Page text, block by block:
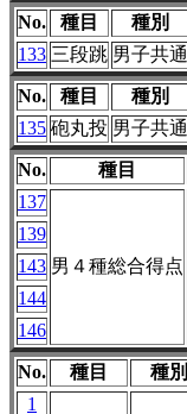
No. 種目 種別
133 三段跳 男子共通
No. 種目 種別
135 砲丸投 男子共通
No. 種目
137
男４種総合得点
139
143
144
146
No. 種目 種別
1